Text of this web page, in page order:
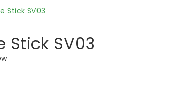
Stick SV03
Stick SV03